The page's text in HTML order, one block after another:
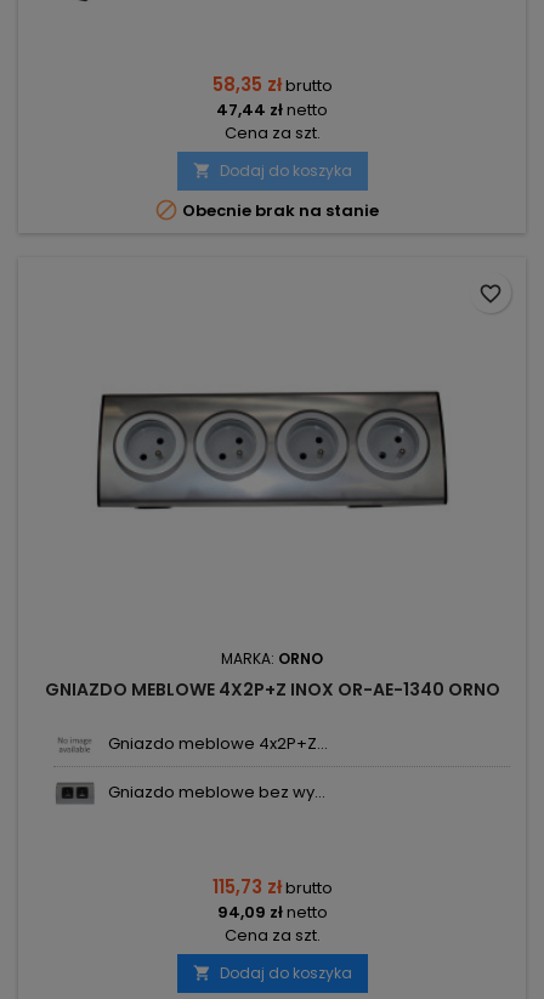
58,35 złbrutto
47,44 złnetto
Cena za szt.
 Dodaj do koszyka
 Obecnie brak na stanie
MARKA: ORNO
GNIAZDO MEBLOWE 4X2P+Z INOX OR-AE-1340 ORNO
Gniazdo meblowe 4x2P+Z...
Gniazdo meblowe bez wy...
115,73 złbrutto
94,09 złnetto
Cena za szt.
 Dodaj do koszyka
favorite_border